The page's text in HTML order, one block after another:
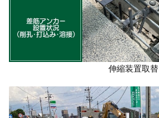
伸縮装置取替